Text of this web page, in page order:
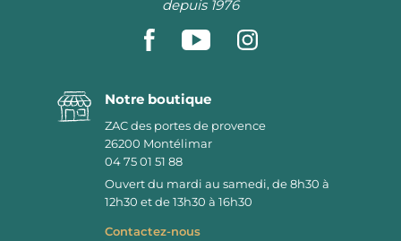
depuis 1976
Notre boutique
ZAC des portes de provence
26200 Montélimar
04 75 01 51 88
Ouvert du mardi au samedi, de 8h30 à
12h30 et de 13h30 à 16h30
Contactez-nous